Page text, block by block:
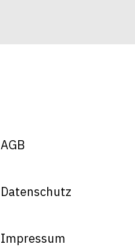
AGB
Datenschutz
Impressum